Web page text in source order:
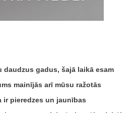
daudzus gadus, šajā laikā esam
mainījās arī mūsu ražotās
ir pieredzes un jaunības